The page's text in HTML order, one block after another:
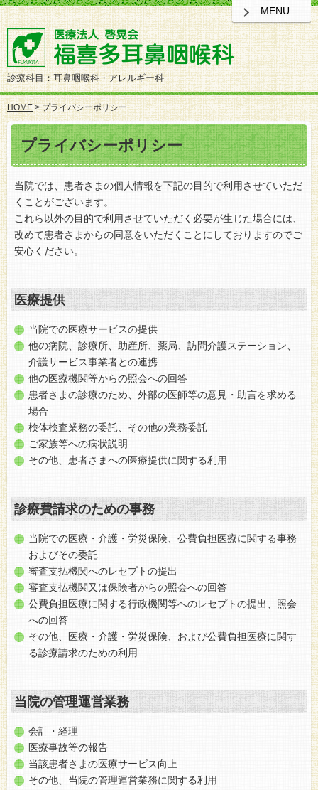
診療科目：耳鼻咽喉科・アレルギー科
HOME> プライバシーポリシー
プライバシーポリシー
当院では、患者さまの個人情報を下記の目的で利用させていただ
くことがございます。
これら以外の目的で利用させていただく必要が生じた場合には、
改めて患者さまからの同意をいただくことにしておりますのでご
安心ください。
医療提供
当院での医療サービスの提供
他の病院、診療所、助産所、薬局、訪問介護ステーション、
介護サービス事業者との連携
他の医療機関等からの照会への回答
患者さまの診療のため、外部の医師等の意見・助言を求める
場合
検体検査業務の委託、その他の業務委託
ご家族等への病状説明
その他、患者さまへの医療提供に関する利用
診療費請求のための事務
当院での医療・介護・労災保険、公費負担医療に関する事務
およびその委託
審査支払機関へのレセプトの提出
審査支払機関又は保険者からの照会への回答
公費負担医療に関する行政機関等へのレセプトの提出、照会
への回答
その他、医療・介護・労災保険、および公費負担医療に関す
る診療請求のための利用
当院の管理運営業務
会計・経理
医療事故等の報告
当該患者さまの医療サービス向上
その他、当院の管理運営業務に関する利用
MENU